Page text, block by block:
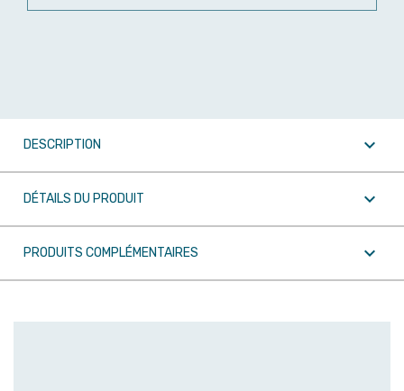
DESCRIPTION 
DÉTAILS DU PRODUIT 
PRODUITS COMPLÉMENTAIRES 